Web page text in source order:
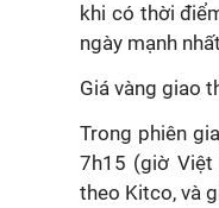
khi có thời
ngày mạnh
Giá vàng giao
Trong phiên
7h15 (giờ Việt
theo Kitco, và